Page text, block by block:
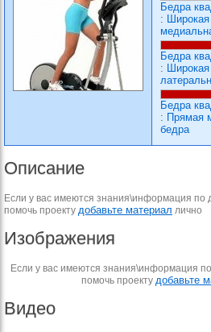
Бедра
: Широкая
Бедра
: Широкая
Бедра
: Прямая
бедра
Описание
Если у вас имеются знания\информация по
помочь проекту добавьте материал лично
Изображения
Если у вас имеются знания\информация
помочь проекту добавьте
Видео